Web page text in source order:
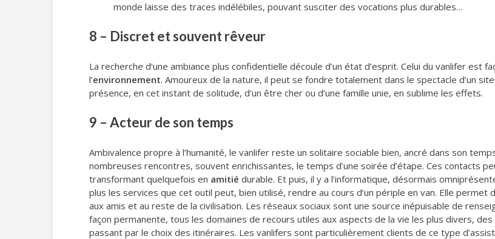
monde laisse des traces indélébiles, pouvant susciter des vocations plus durables…
8 – Discret et souvent rêveur
La recherche d’une ambiance plus confidentielle découle d’un état d’esprit. Celui du vanlifer
l’environnement. Amoureux de la nature, il peut se fondre totalement dans le spectacle d’un
présence, en cet instant de solitude, d’un être cher ou d’une famille unie, en sublime les effets.
9 – Acteur de son temps
Ambivalence propre à l’humanité, le vanlifer reste un solitaire sociable bien, ancré dans son
nombreuses rencontres, souvent enrichissantes, le temps d’une soirée d’étape. Ces contacts
transformant quelquefois en amitié durable. Et puis, il y a l’informatique, désormais
plus les services que cet outil peut, bien utilisé, rendre au cours d’un périple en van. Elle
aux amis et au reste de la civilisation. Les réseaux sociaux sont une source inépuisable de
façon permanente, tous les domaines de recours utiles aux aspects de la vie les plus divers,
passant par le choix des itinéraires. Les vanlifers sont particulièrement clients de ce type